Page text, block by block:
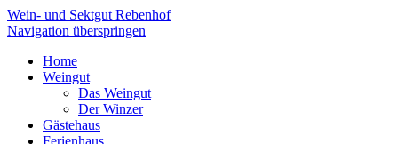
Wein- und Sektgut Rebenhof
Navigation überspringen
Home
Weingut
Das Weingut
Der Winzer
Gästehaus
Ferienhaus